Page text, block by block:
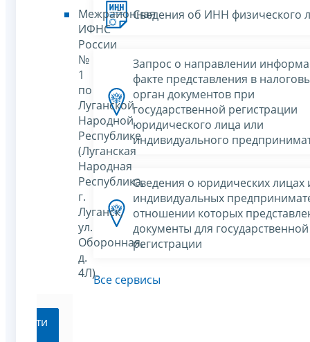
Межрайонная
ИФНС
России
№
1
по
Луганской
Народной
Республике
(Луганская
Народная
Республика,
г.
Луганск,
ул.
Оборонная,
д.
4Л).
Перейти
Сведения об ИНН физического
Запрос о направлении
факте представления в
орган документов при
государственной регистрации
юридического лица или
индивидуального
Сведения о юридических лицах
индивидуальных
отношении которых
документы для государственной
регистрации
Все сервисы